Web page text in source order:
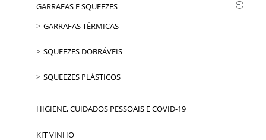
GARRAFAS E SQUEEZES
GARRAFAS TÉRMICAS
SQUEEZES DOBRÁVEIS
SQUEEZES PLÁSTICOS
HIGIENE, CUIDADOS PESSOAIS E COVID-19
KIT VINHO